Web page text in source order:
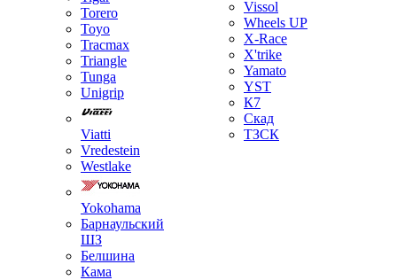
Torero
Toyo
Tracmax
Triangle
Tunga
Unigrip
Viatti
Vredestein
Westlake
Yokohama
Барнаульский
ШЗ
Белшина
Кама
Vissol
Wheels UP
X-Race
X'trike
Yamato
YST
К7
Скад
ТЗСК